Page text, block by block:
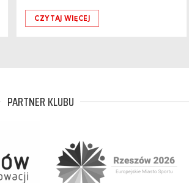
CZYTAJ WIĘCEJ
PARTNER KLUBU